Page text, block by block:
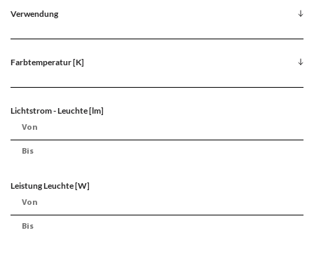
Verwendung
Farbtemperatur [K]
Lichtstrom - Leuchte [lm]
Leistung Leuchte [W]